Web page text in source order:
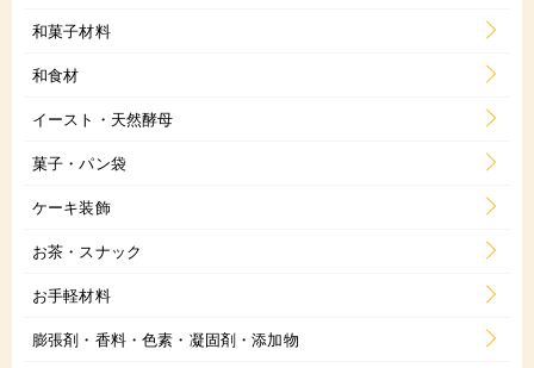
和菓子材料
和食材
イースト・天然酵母
菓子・パン袋
ケーキ装飾
お茶・スナック
お手軽材料
膨張剤・香料・色素・凝固剤・添加物